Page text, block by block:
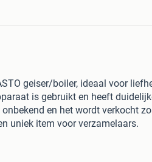
geiser/boiler, ideaal voor
is gebruikt en heeft
en het wordt verkocht
uniek item voor verzamelaars.